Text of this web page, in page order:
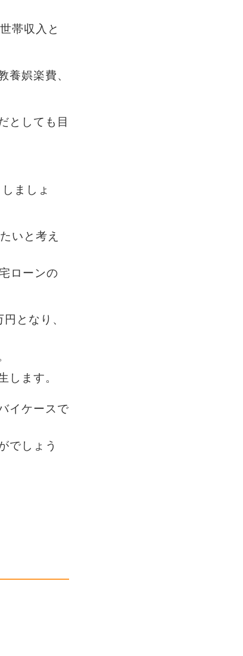
帯収入と
養娯楽費、
としても目
ましょ
いと考え
ローンの
となり、
します。
イケースで
でしょう